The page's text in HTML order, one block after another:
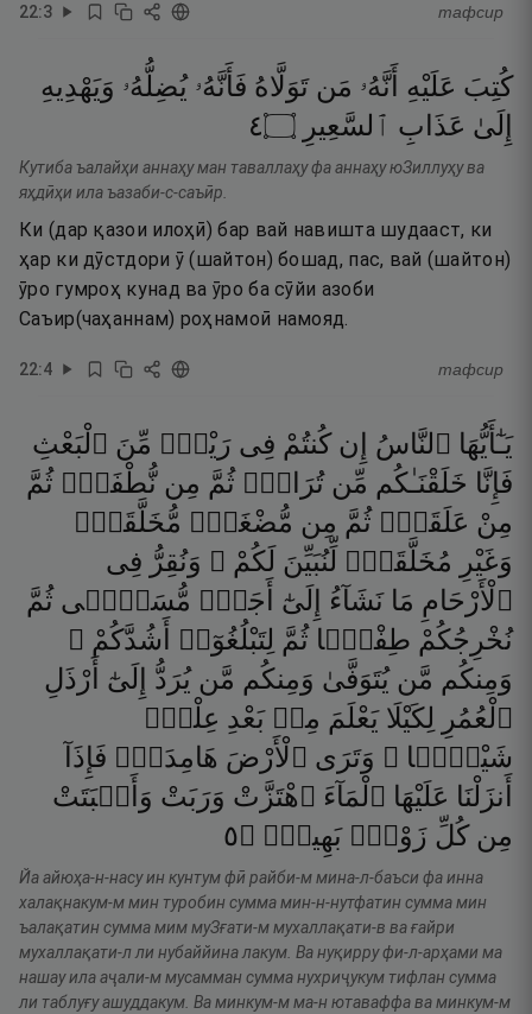
22:3 тафсир
كُتِبَ عَلَيْهِ أَنَّهُۥ مَن تَوَلَّاهُ فَأَنَّهُۥ يُضِلُّهُۥ وَيَهْدِيهِ
إِلَىٰ عَذَابِ ٱلسَّعِيرِ ۝٤
Кутиба ъалайҳи аннаҳу ман таваллаҳу фа аннаҳу юЗиллуҳу ва
яҳдӣҳи ила ъазаби-с-саъӣр.
Ки (дар қазои илоҳӣ) бар вай навишта шудааст, ки
ҳар ки дӯстдори ӯ (шайтон) бошад, пас, вай (шайтон)
ӯро гумроҳ кунад ва ӯро ба сӯйи азоби
Саъир(чаҳаннам) роҳнамоӣ намояд.
22:4 тафсир
يَـٰٓأَيُّهَا ٱلنَّاسُ إِن كُنتُمْ فِى رَيْبٍۢ مِّنَ ٱلْبَعْثِ
فَإِنَّا خَلَقْنَـٰكُم مِّن تُرَابٍۢ ثُمَّ مِن نُّطْفَةٍۢ ثُمَّ
مِنْ عَلَقَةٍۢ ثُمَّ مِن مُّضْغَةٍۢ مُّخَلَّقَةٍۢ
وَغَيْرِ مُخَلَّقَةٍۢ لِّنُبَيِّنَ لَكُمْ ۚ وَنُقِرُّ فِى
ٱلْأَرْحَامِ مَا نَشَآءُ إِلَىٰٓ أَجَلٍۢ مُّسَمًّۭى ثُمَّ
نُخْرِجُكُمْ طِفْلًۭا ثُمَّ لِتَبْلُغُوٓا۟
أَشُدَّكُمْ ۖ
وَمِنكُم مَّن يُتَوَفَّىٰ وَمِنكُم مَّن يُرَدُّ إِلَىٰٓ أَرْذَلِ
ٱلْعُمُرِ لِكَيْلَا يَعْلَمَ مِنۢ بَعْدِ عِلْمٍۢ
شَيْـًۭٔا ۚ وَتَرَى ٱلْأَرْضَ هَامِدَةًۭ فَإِذَآ
أَنزَلْنَا عَلَيْهَا ٱلْمَآءَ ٱهْتَزَّتْ وَرَبَتْ وَأَنۢبَتَتْ
مِن كُلِّ زَوْجٍۭ بَهِيجٍۢ ۝٥
Йа айюҳа-н-насу ин кунтум фӣ райби-м мина-л-баъси фа инна
халақнакум-м мин туробин сумма мин-н-нутфатин сумма мин
ъалақатин сумма мим муЗғати-м мухаллақати-в ва ғайри
мухаллақати-л ли нубаййина лакум. Ва нуқирру фи-л-арҳами ма
нашау ила аҷали-м мусамман сумма нухриҷукум тифлан сумма
ли таблуғу ашуддакум. Ва минкум-м ма-н ютаваффа ва минкум-м